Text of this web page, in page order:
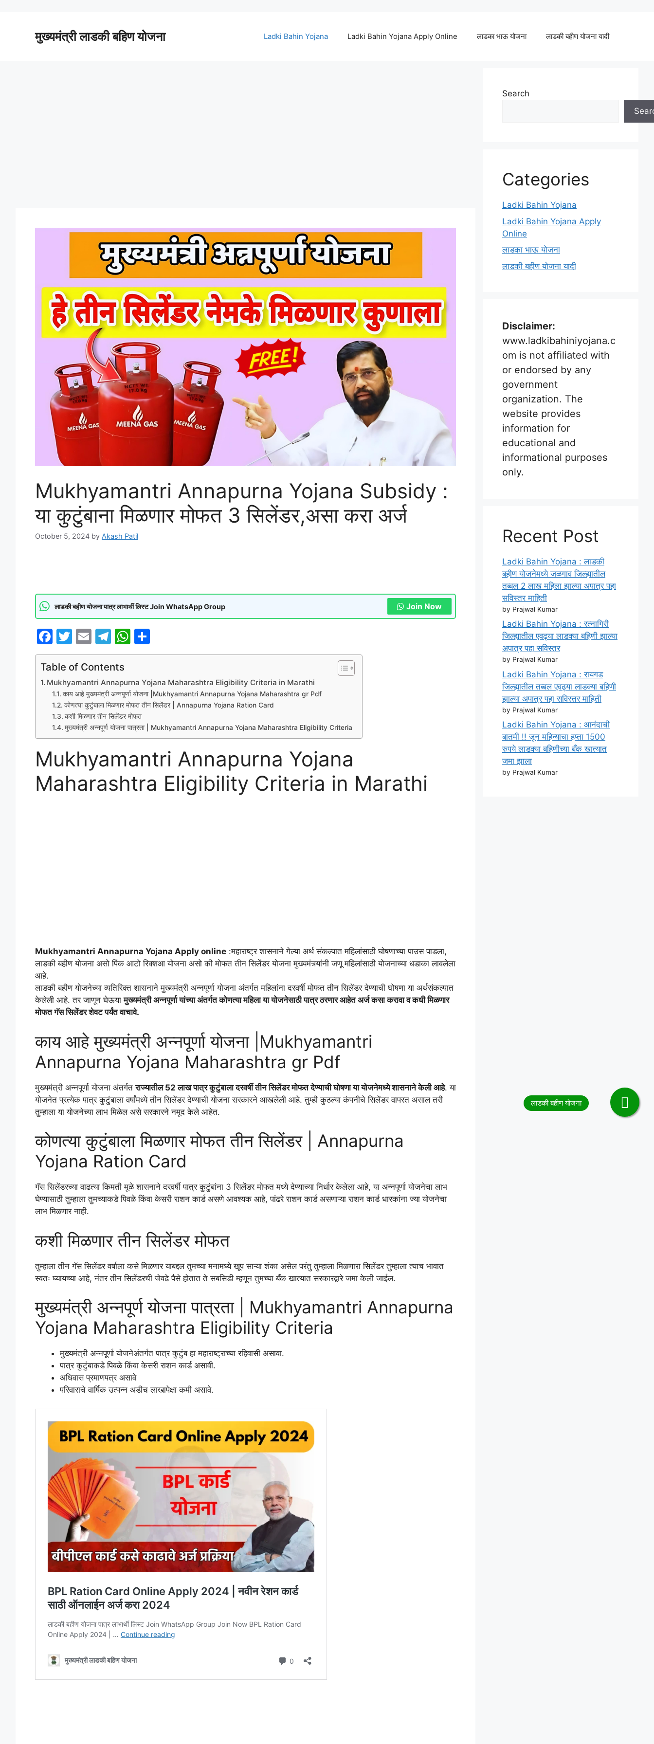
मुख्यमंत्री लाडकी बहिण योजना Ladki Bahin Yojana Ladki Bahin Yojana Apply Online लाडका भाऊ योजना लाडकी बहीण योजना यादी
Mukhyamantri Annapurna Yojana Subsidy :
या कुटुंबाना मिळणार मोफत 3 सिलेंडर,असा करा अर्ज
October 5, 2024 by Akash Patil
लाडकी बहीण योजना पात्र लाभार्थी लिस्ट Join WhatsApp Group Join Now
F
a
c
e
b
o
o
T
w
itt
er
E
m
ai
l
T
el
e
gr
a
m
W
h
s
A
p
p
h
e
Table of Contents
Mukhyamantri Annapurna Yojana Maharashtra Eligibility Criteria in Marathi
काय आहे मुख्यमंत्री अन्नपूर्णा योजना |Mukhyamantri Annapurna Yojana Maharashtra gr Pdf
कोणत्या कुटुंबाला मिळणार मोफत तीन सिलेंडर | Annapurna Yojana Ration Card
कशी मिळणार तीन सिलेंडर मोफत
मुख्यमंत्री अन्नपूर्ण योजना पात्रता | Mukhyamantri Annapurna Yojana Maharashtra Eligibility Criteria
Mukhyamantri Annapurna Yojana
Maharashtra Eligibility Criteria in Marathi
Mukhyamantri Annapurna Yojana Apply online :महाराष्ट्र शासनाने गेल्या अर्थ संकल्पात महिलांसाठी घोषणाच्या पाउस पाडला,
लाडकी बहीण योजना असो पिंक आटो रिक्शआ योजना असो की मोफत तीन सिलेंडर योजना मुख्यमंत्र्यांनी जणू महिलांसाठी योजनाच्या‌‌ धडाका लावलेला
आहे.
लाडकी बहीण योजनेच्या व्यतिरिक्त शासनाने मुख्यमंत्री अन्नपूर्णा योजना अंतर्गत महिलांना दरवर्षी मोफत तीन सिलेंडर देण्याची घोषणा या अर्थसंकल्पात
केलेली आहे. तर जाणून घेऊयामुख्यमंत्री अन्नपूर्णा यांच्या अंतर्गत कोणत्या महिला या योजनेसाठी पात्र ठरणार आहेत अर्ज कसा करावा व कधी मिळणार
मोफत गॅस सिलेंडर शेवट पर्यंत वाचावे.
काय आहे मुख्यमंत्री अन्नपूर्णा योजना |Mukhyamantri
Annapurna Yojana Maharashtra gr Pdf
मुख्यमंत्री अन्नपूर्णा योजना अंतर्गतराज्यातील 52 लाख पात्र कुटुंबाला दरवर्षी तीन सिलेंडर मोफत देण्याची घोषणा या योजनेमध्ये शासनाने केली आहे. या
योजनेत प्रत्येक पात्र कुटुंबाला वर्षांमध्ये तीन सिलेंडर देण्याची योजना सरकारने आखलेली आहे. तुम्ही कुठल्या कंपनीचे सिलेंडर वापरत असाल तरी
तुम्हाला या योजनेच्या लाभ मिळेल असे सरकारने नमूद केले आहेत.
कोणत्या कुटुंबाला मिळणार मोफत तीन सिलेंडर | Annapurna
Yojana Ration Card
गॅस सिलेंडरच्या वाढत्या किमती मूळे शासनाने दरवर्षी पात्र कुटुंबांना 3 सिलेंडर मोफत मध्ये देण्याच्या निर्धार केलेला आहे, या अन्नपूर्णा योजनेचा लाभ
घेण्यासाठी तुम्हाला तुमच्याकडे पिवळे किंवा केसरी राशन कार्ड असणे आवश्यक आहे, पांढरे राशन कार्ड असणाऱ्या राशन कार्ड धारकांना ज्या योजनेचा
लाभ मिळणार नाही.
कशी मिळणार तीन सिलेंडर मोफत
तुम्हाला तीन गॅस सिलेंडर वर्षाला कसे मिळणार याबद्दल तुमच्या मनामध्ये खूप साऱ्या शंका असेल परंतु तुम्हाला मिळणारा सिलेंडर तुम्हाला त्याच भावात
स्वतः घ्यायच्या आहे, नंतर तीन सिलेंडरची जेवढे पैसे होतात ते सबसिडी म्हणून तुमच्या बँक खात्यात सरकारद्वारे जमा केली जाईल.
मुख्यमंत्री अन्नपूर्ण योजना पात्रता | Mukhyamantri Annapurna
Yojana Maharashtra Eligibility Criteria
मुख्यमंत्री अन्नपूर्णा योजनेअंतर्गत पात्र कुटुंब हा महाराष्ट्राच्या रहिवासी असावा.
पात्र कुटुंबाकडे पिवळे किंवा केसरी राशन कार्ड असावी.
अधिवास प्रमाणपत्र असावे
परिवाराचे वार्षिक उत्पन्न अडीच लाखापेक्षा कमी असावे.
Search
Categories
Ladki Bahin Yojana
Ladki Bahin Yojana Apply
Online
लाडका भाऊ योजना
लाडकी बहीण योजना यादी
Disclaimer:
www.ladkibahiniyojana.c
om is not affiliated with
or endorsed by any
government
organization. The
website provides
information for
educational and
informational purposes
only.
Recent Post
Ladki Bahin Yojana : लाडकी
बहीण योजनेमध्ये जळगाव जिल्ह्यातील
तब्बल 2 लाख महिला झाल्या अपात्र पहा
सविस्तर माहिती
by Prajwal Kumar
Ladki Bahin Yojana : रत्नागिरी
जिल्ह्यातील एवढ्या लाडक्या बहिणी झाल्या
अपात्र पहा सविस्तर
by Prajwal Kumar
Ladki Bahin Yojana : रायगड
जिल्ह्यातील तब्बल एवढ्या लाडक्या बहिणी
झाल्या अपात्र पहा सविस्तर माहिती
by Prajwal Kumar
Ladki Bahin Yojana : आनंदाची
बातमी !! जून महिन्याचा हप्ता 1500
रुपये लाडक्या बहिणीच्या बँक खात्यात
जमा झाला
by Prajwal Kumar